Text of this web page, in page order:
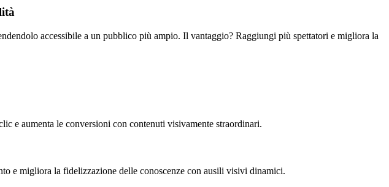
accessibile a un pubblico più ampio. Il vantaggio? Raggiungi più spettatori e migliora la
e aumenta le conversioni con contenuti visivamente straordinari.
e migliora la fidelizzazione delle conoscenze con ausili visivi dinamici.